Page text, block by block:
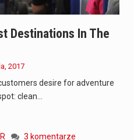
Destinations In The
2017
desire for adventure
clean…
3 komentarze